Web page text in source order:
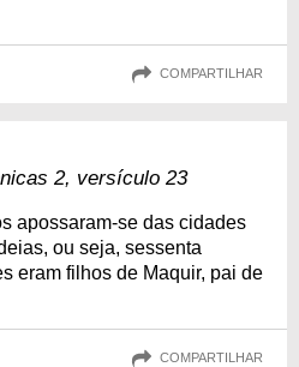
COMPARTILHAR
2, versículo 23
apossaram-se das cidades
ou seja, sessenta
eram filhos de Maquir, pai de
COMPARTILHAR